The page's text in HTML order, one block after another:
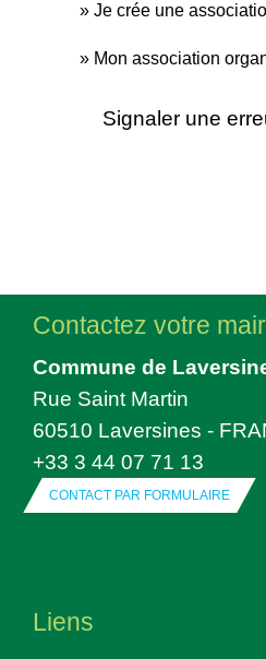
Je crée une
Mon association
Signaler une
Contactez votre
Commune de
Rue Saint Martin
60510 Laversines -
+33 3 44 07 71 13
CONTACT PAR FORMULAIRE
Liens